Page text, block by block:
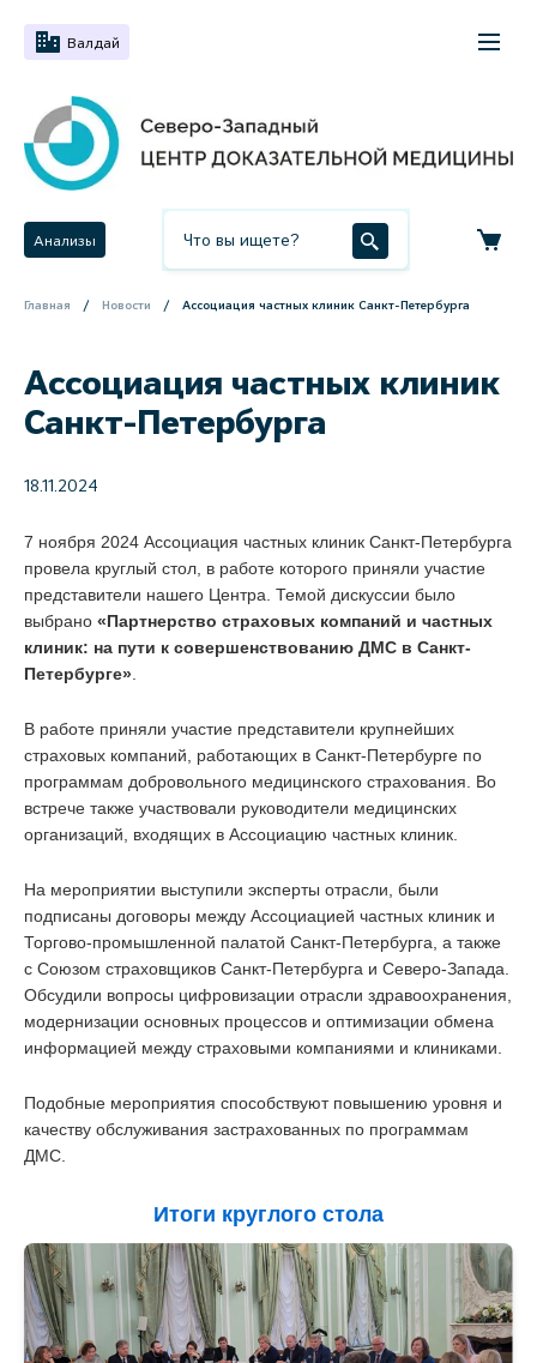
Валдай
Анализы
Главная Новости Ассоциация частных клиник Санкт-Петербурга
Ассоциация частных клиник
Санкт-Петербурга
18.11.2024
7 ноября 2024 Ассоциация частных клиник Санкт-Петербурга
провела круглый стол, в работе которого приняли участие
представители нашего Центра. Темой дискуссии было
выбрано «Партнерство страховых компаний и частных
клиник: на пути к совершенствованию ДМС в Санкт-
Петербурге»
В работе приняли участие представители крупнейших
страховых компаний, работающих в Санкт-Петербурге по
программам добровольного медицинского страхования. Во
встрече также участвовали руководители медицинских
организаций, входящих в Ассоциацию частных клиник.
На мероприятии выступили эксперты отрасли, были
подписаны договоры между Ассоциацией частных клиник и
Торгово-промышленной палатой Санкт-Петербурга, а также
с Союзом страховщиков Санкт-Петербурга и Северо-Запада.
Обсудили вопросы цифровизации отрасли здравоохранения,
модернизации основных процессов и оптимизации обмена
информацией между страховыми компаниями и клиниками.
Подобные мероприятия способствуют повышению уровня и
качеству обслуживания застрахованных по программам
ДМС.
Итоги круглого стола